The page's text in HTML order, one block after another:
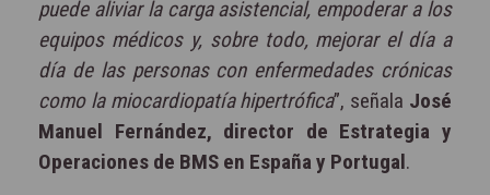
puede aliviar la carga asistencial, empoderar a los
equipos médicos y, sobre todo, mejorar el día a
día de las personas con enfermedades crónicas
como la miocardiopatía hipertrófica”, señala José
Manuel Fernández, director de Estrategia y
Operaciones de BMS en España y Portugal.